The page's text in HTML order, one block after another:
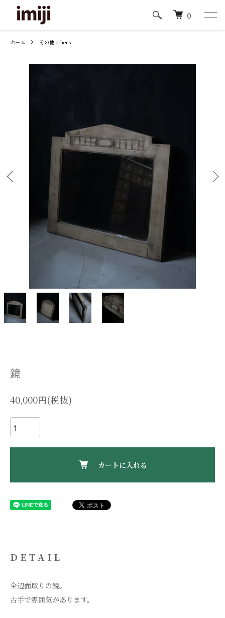
0
ホーム その他-others-
鏡
40,000円(税抜)
カートに入れる
DETAIL
全辺面取りの鏡。
古手で雰囲気があります。